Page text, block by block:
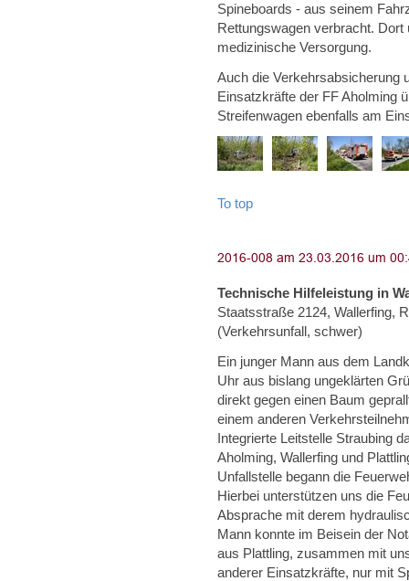
Spineboards - aus seinem
Rettungswagen verbracht.
medizinische Versorgung.
Auch die Verkehrsabsicherung
Einsatzkräfte der FF Aholming
Streifenwagen ebenfalls am
To top
Technische Hilfeleistung in
Staatsstraße 2124, Wallerfing,
(Verkehrsunfall, schwer)
Ein junger Mann aus dem
Uhr aus bislang ungeklärten
direkt gegen einen Baum
einem anderen
Integrierte Leitstelle Straubing
Aholming, Wallerfing und
Unfallstelle begann die
Hierbei unterstützen uns die
Absprache mit derem
Mann konnte im Beisein der
aus Plattling, zusammen mit
anderer Einsatzkräfte, nur mit